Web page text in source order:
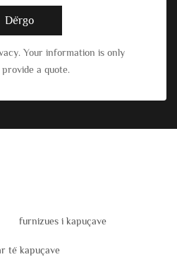
Dërgo
Your information is only
a quote.
furnizues i kapuçave
të kapuçave